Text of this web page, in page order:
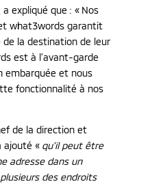
expliqué que : « Nos
what3words garantit
de la destination de leur
est à l’avant-garde
embarquée et nous
fonctionnalité à nos
de la direction et
ajouté « qu’il peut être
adresse dans un
des endroits